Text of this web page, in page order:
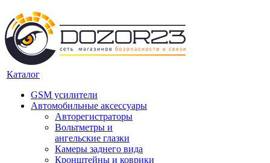
Каталог
GSM усилители
Автомобильные аксессуары
Авторегистраторы
Вольтметры и
ангельские глазки
Камеры заднего вида
Кронштейны и коврики